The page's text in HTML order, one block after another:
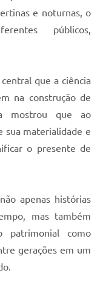
e noturnas, o
públicos,
que a ciência
na construção de
mostrou que ao
sua materialidade e
o presente de
apenas histórias
mas também
patrimonial como
gerações em um